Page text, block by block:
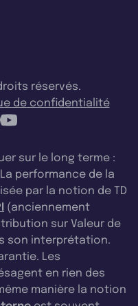
réservés.
de confidentialité
sur le long terme :
performance de la
par la notion de TD
(anciennement
sur Valeur de
son interprétation.
Les
en rien des
manière la notion